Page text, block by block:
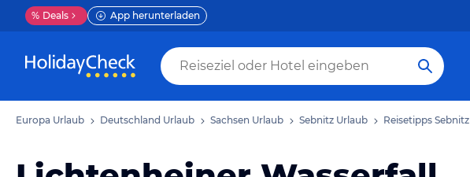
% Deals App herunterladen
Europa Urlaub Deutschland Urlaub Sachsen Urlaub Sebnitz Urlaub Reisetipps Sebnitz